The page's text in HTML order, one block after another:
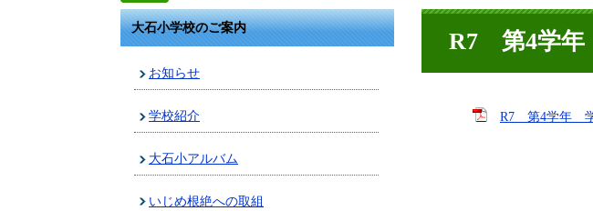
大石小学校のご案内
お知らせ
学校紹介
大石小アルバム
いじめ根絶への取組
R7 第4学
R7 第4学年 学